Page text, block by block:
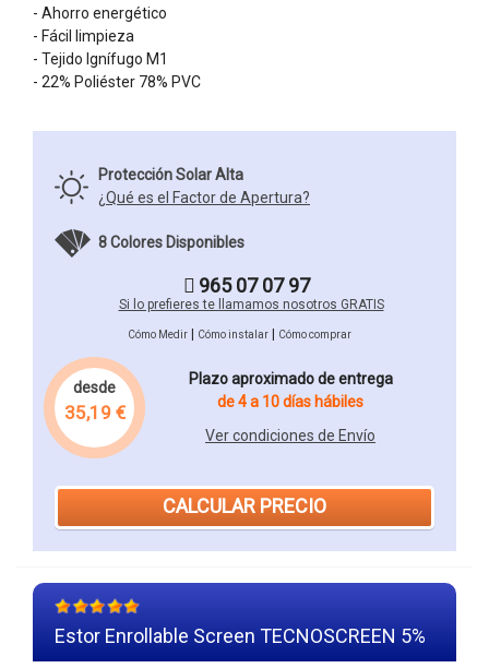
- Ahorro energético
- Fácil limpieza
- Tejido Ignífugo M1
- 22% Poliéster 78% PVC
Protección Solar Alta
¿Qué es el Factor de Apertura?
8 Colores Disponibles
965 07 07 97
Si lo prefieres te llamamos nosotros GRATIS
Cómo Medir| Cómo instalar| Cómo comprar
desde
35,19 €
Plazo aproximado de entrega
de 4 a 10 días hábiles
Ver condiciones de Envío
CALCULAR PRECIO
Estor Enrollable Screen TECNOSCREEN 5%